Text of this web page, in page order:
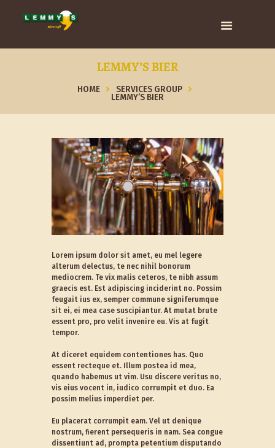
LEMMY’S BIER
HOME SERVICES GROUP
LEMMY’S BIER
Lorem ipsum dolor sit amet, eu mel legere
alterum delectus, te nec nihil bonorum
mediocrem. Te vix malis ceteros, te nibh assum
graecis est. Est adipiscing inciderint no. Possim
feugait ius ex, semper commune signiferumque
sit ei, ei mea case suscipiantur. At mutat brute
essent pro, pro velit invenire eu. Vis at fugit
tempor.
At diceret equidem contentiones has. Quo
essent recteque et. Illum postea id mea,
quando habemus ut vim. Usu discere veritus no,
vis eius vocent in, iudico corrumpit et duo. Ea
possim melius imperdiet per.
Eu placerat corrumpit eam. Vel ut denique
nostrum, fierent persequeris in nam. Sea congue
dissentiunt ad, prompta petentium disputando